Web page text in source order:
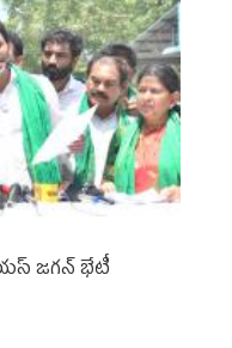
జగన్ భేటీ